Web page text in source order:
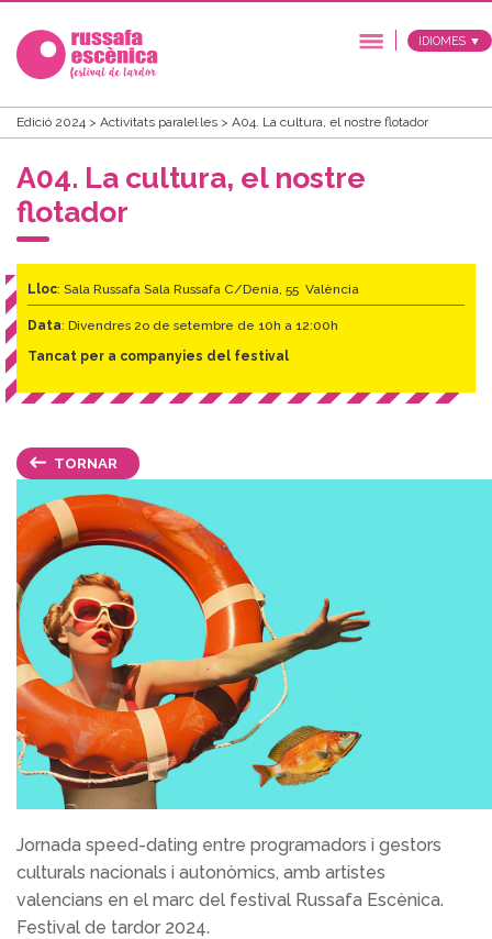
IDIOMES ▼
Edició 2024 > Activitats paralel·les > A04. La cultura, el nostre flotador
A04. La cultura, el nostre
flotador
Lloc: Sala Russafa Sala Russafa C/Denia, 55 València
Data: Divendres 2o de setembre de 10h a 12:00h
Tancat per a companyies del festival
TORNAR
Jornada speed-dating entre programadors i gestors
culturals nacionals i autonòmics, amb artistes
valencians en el marc del festival Russafa Escènica.
Festival de tardor 2024.